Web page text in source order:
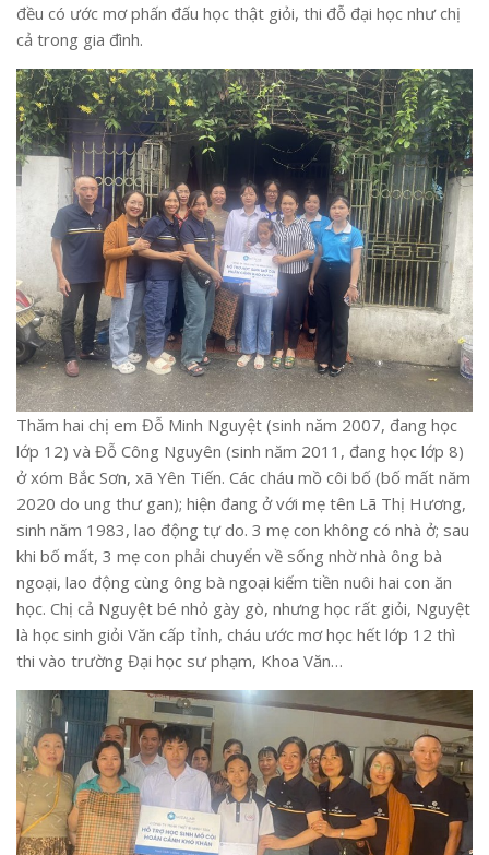
đều có ước mơ phấn đấu học thật giỏi, thi đỗ đại học như chị
cả trong gia đình.
Thăm hai chị em Đỗ Minh Nguyệt (sinh năm 2007, đang học
lớp 12) và Đỗ Công Nguyên (sinh năm 2011, đang học lớp 8)
ở xóm Bắc Sơn, xã Yên Tiến. Các cháu mồ côi bố (bố mất năm
2020 do ung thư gan); hiện đang ở với mẹ tên Lã Thị Hương,
sinh năm 1983, lao động tự do. 3 mẹ con không có nhà ở; sau
khi bố mất, 3 mẹ con phải chuyển về sống nhờ nhà ông bà
ngoại, lao động cùng ông bà ngoại kiếm tiền nuôi hai con ăn
học. Chị cả Nguyệt bé nhỏ gày gò, nhưng học rất giỏi, Nguyệt
là học sinh giỏi Văn cấp tỉnh, cháu ước mơ học hết lớp 12 thì
thi vào trường Đại học sư phạm, Khoa Văn…